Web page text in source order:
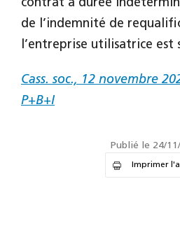
contrat à durée
de l’indemnité de
l’entreprise utilisatrice est
Cass. soc., 12 novembre
P+B+I
Publié le 24/
Imprimer